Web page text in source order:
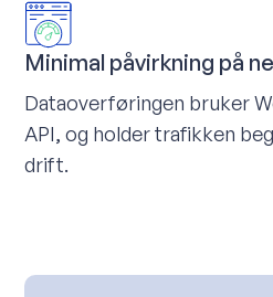
Minimal påvirkning på
Dataoverføringen bruker
API, og holder trafikken
drift.